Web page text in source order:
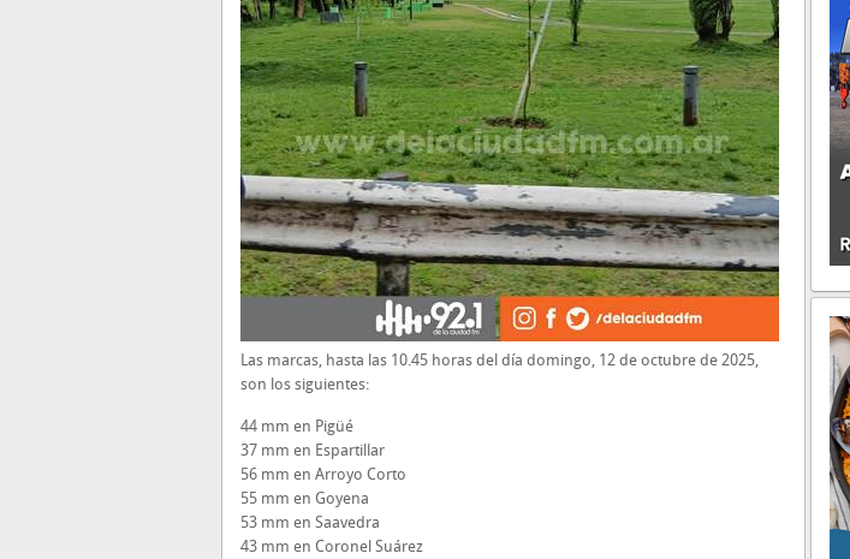
Las marcas, hasta las 10.45 horas del día domingo, 12 de octubre de 2025,
son los siguientes:
44 mm en Pigüé
37 mm en Espartillar
56 mm en Arroyo Corto
55 mm en Goyena
53 mm en Saavedra
43 mm en Coronel Suárez